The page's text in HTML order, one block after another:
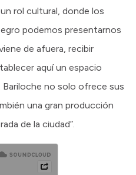
rol cultural, donde los
podemos presentarnos
de afuera, recibir
aquí un espacio
no solo ofrece sus
una gran producción
de la ciudad”.